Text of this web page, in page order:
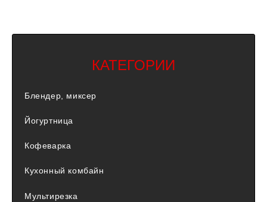
КАТЕГОРИИ
Блендер, миксер
Йогуртница
Кофеварка
Кухонный комбайн
Мультирезка